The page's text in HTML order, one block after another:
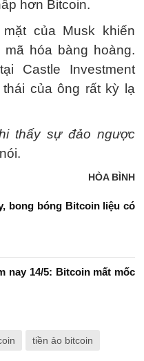
hơn Bitcoin.
của Musk khiến
hóa bàng hoàng.
Castle Investment
của ông rất kỳ lạ
thấy sự đảo ngược
HÒA BÌNH
bong bóng Bitcoin liệu có
nay 14/5: Bitcoin mất mốc
tiền ảo bitcoin